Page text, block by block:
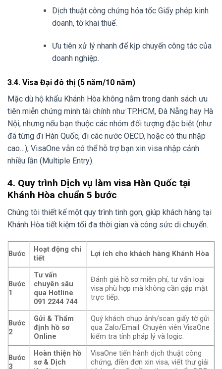
Dịch thuật công chứng hỏa tốc Giấy phép kinh
doanh, tờ khai thuế.
Ưu tiên xử lý nhanh để kịp chuyến công tác của
doanh nghiệp.
3.4. Visa Đại đô thị (5 năm/10 năm)
Mặc dù hộ khẩu Khánh Hòa không nằm trong danh sách ưu
tiên miễn chứng minh tài chính như TP.HCM, Đà Nẵng hay Hà
Nội, nhưng nếu bạn thuộc các nhóm đối tượng đặc biệt (như
đã từng đi Hàn Quốc, đi các nước OECD, hoặc có thu nhập
cao…), VisaOne vẫn có thể hỗ trợ bạn xin visa nhập cảnh
nhiều lần (Multiple Entry).
4. Quy trình Dịch vụ làm visa Hàn Quốc tại
Khánh Hòa chuẩn 5 bước
Chúng tôi thiết kế một quy trình tinh gọn, giúp khách hàng tại
Khánh Hòa tiết kiệm tối đa thời gian và công sức di chuyển.
Bước
Hoạt động chi
tiết
Lợi ích cho khách hàng Khánh Hòa
Bước
1
Tư vấn
chuyên sâu
qua Hotline
091 2244 744
Đánh giá hồ sơ miễn phí, tư vấn loại
visa phù hợp mà không cần gặp mặt
trực tiếp.
Bước
2
Gửi & Thẩm
định hồ sơ
Online
Quý khách chụp ảnh/scan giấy tờ gửi
qua Zalo/Email. Chuyên viên VisaOne
kiểm tra tính pháp lý và logic.
Bước
3
Hoàn thiện hồ
sơ & Dịch
VisaOne tiến hành dịch thuật công
chứng, điền đơn xin visa, viết thư giải